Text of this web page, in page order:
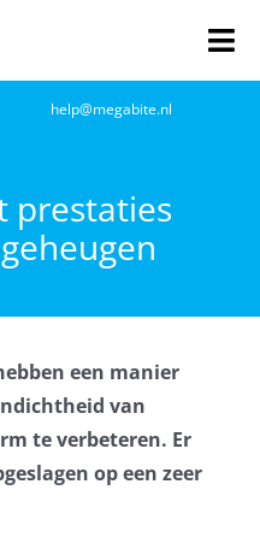
help@megabite.nl
prestaties
een manier
van
te verbeteren. Er
op een zeer